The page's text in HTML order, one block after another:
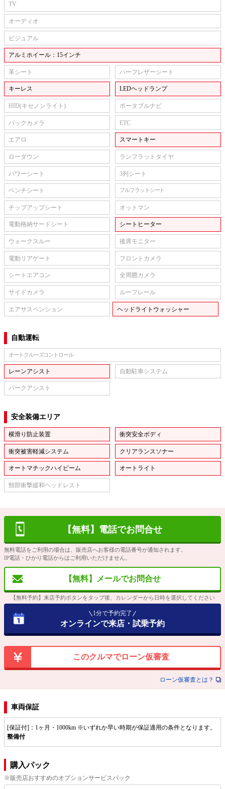
TV
オーディオ
ビジュアル
アルミホイール：15インチ
革シート ハーフレザーシート
キーレス LEDヘッドランプ
HID(キセノンライト) ポータブルナビ
バックカメラ ETC
エアロ スマートキー
ローダウン ランフラットタイヤ
パワーシート 3列シート
ベンチシート フルフラットシート
チップアップシート オットマン
電動格納サードシート シートヒーター
ウォークスルー 後席モニター
電動リアゲート フロントカメラ
シートエアコン 全周囲カメラ
サイドカメラ ルーフレール
エアサスペンション ヘッドライトウォッシャー
自動運転
オートクルーズコントロール
レーンアシスト 自動駐車システム
パークアシスト
安全装備エリア
横滑り防止装置 衝突安全ボディ
衝突被害軽減システム クリアランスソナー
オートマチックハイビーム オートライト
頸部衝撃緩和ヘッドレスト
【無料】電話でお問合せ
無料電話をご利用の場合は、販売店へお客様の電話番号が通知されます。
IP電話・ひかり電話からはご利用いただけません。
【無料】メールでお問合せ
【無料予約】来店予約ボタンをタップ後、カレンダーから日時を選択してください
1分で予約完了
オンラインで来店・試乗予約
このクルマでローン仮審査
ローン仮審査とは？
車両保証
[保証付]：1ヶ月・1000km ※いずれか早い時期が保証適用の条件となります。
整備付
購入パック
※販売店おすすめのオプションサービスパック